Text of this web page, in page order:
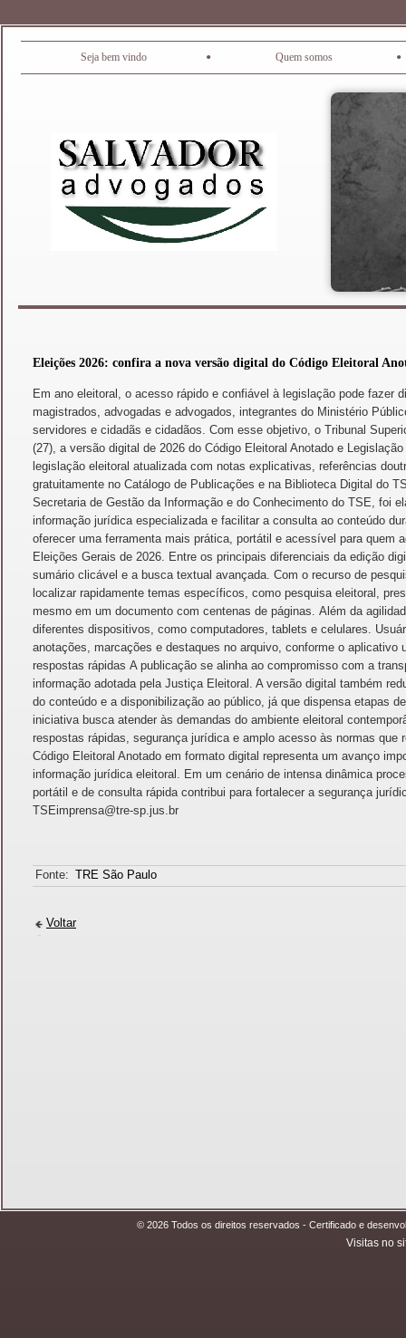
Seja bem vindo • Quem somos •
Eleições 2026: confira a nova versão digital do Código Eleitoral
Em ano eleitoral, o acesso rápido e confiável à legislação pode fazer
magistrados, advogadas e advogados, integrantes do Ministério
servidores e cidadãs e cidadãos. Com esse objetivo, o Tribunal
(27), a versão digital de 2026 do Código Eleitoral Anotado e
legislação eleitoral atualizada com notas explicativas, referências
gratuitamente no Catálogo de Publicações e na Biblioteca Digital do
Secretaria de Gestão da Informação e do Conhecimento do TSE, foi
informação jurídica especializada e facilitar a consulta ao conteúdo
oferecer uma ferramenta mais prática, portátil e acessível para quem
Eleições Gerais de 2026. Entre os principais diferenciais da edição
sumário clicável e a busca textual avançada. Com o recurso de
localizar rapidamente temas específicos, como pesquisa eleitoral,
mesmo em um documento com centenas de páginas. Além da
diferentes dispositivos, como computadores, tablets e celulares.
anotações, marcações e destaques no arquivo, conforme o aplicativo
respostas rápidas A publicação se alinha ao compromisso com a
informação adotada pela Justiça Eleitoral. A versão digital também
do conteúdo e a disponibilização ao público, já que dispensa etapas
iniciativa busca atender às demandas do ambiente eleitoral
respostas rápidas, segurança jurídica e amplo acesso às normas
Código Eleitoral Anotado em formato digital representa um avanço
informação jurídica eleitoral. Em um cenário de intensa dinâmica
portátil e de consulta rápida contribui para fortalecer a segurança
TSEimprensa@tre-sp.jus.br
Fonte: TRE São Paulo
Voltar
© 2026 Todos os direitos reservados - Certificado e
Visitas no